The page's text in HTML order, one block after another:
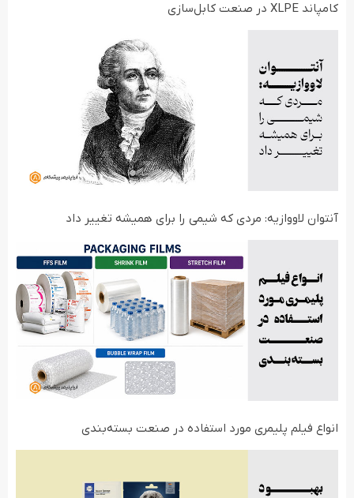
کامپاند XLPE در صنعت کابل‌سازی
آنتوان لاووازیه: مردی که شیمی را برای همیشه تغییر داد
انواع فیلم‌ پلیمری مورد استفاده در صنعت بسته‌بندی